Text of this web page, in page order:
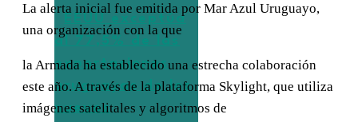
EEUU exceptúa
al 77,5% de las
exportaciones
uruguayas de los
nuevos
La alerta inicial fue emitida por Mar Azul Uruguayo,
una organización con la que
la Armada ha establecido una estrecha colaboración
este año. A través de la plataforma Skylight, que utiliza
imágenes satelitales y algoritmos de